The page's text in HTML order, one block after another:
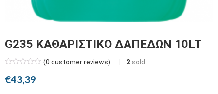
G235 ΚΑΘΑΡΙΣΤΙΚΟ ΔΑΠΕΔΩΝ 10LT
(0 customer reviews) 2 sold
€43,39